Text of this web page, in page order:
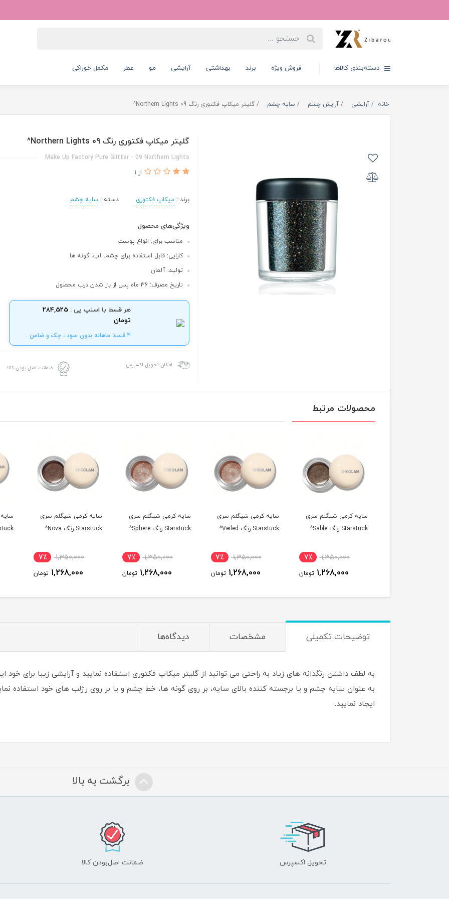
دسته‌بندی کالاها فروش ویژه برند بهداشتی آرایشی مو عطر مکمل خوراکی
خانه آرایشی آرایش چشم سایه چشم گلیتر میکاپ فکتوری رنگ 09 Northern Lights^
گلیتر میکاپ فکتوری رنگ 09 Northern Lights^
Make Up Factory Pure Glitter - 09 Northern Lights
از 1
برند : میکاپ فکتوری دسته : سایه چشم
ویژگی‌های محصول
مناسب برای: انواع پوست
کارایی: قابل استفاده برای چشم، لب، گونه ها
تولید: آلمان
تاریخ مصرف: 36 ماه پس از باز شدن درب محصول
هر قسط با اسنپ پی : 284,525
تومان
4 قسط ماهانه بدون سود ، چک و ضامن .
امکان تحویل اکسپرس ضمانت اصل بودن کالا
محصولات مرتبط
سایه کرمی شیگلم سری
7٪
تومان
سایه کرمی شیگلم سری
Starstuck رنگ Veiled^
7٪
تومان
سایه کرمی شیگلم سری
Starstuck رنگ Sphere^
7٪
تومان
سایه کرمی شیگلم سری
Starstuck رنگ Nova^
7٪
تومان
سایه کرمی
Starstuck رنگ Celeste^
توضیحات تکمیلی مشخصات دیدگاه‌ها
به لطف داشتن رنگدانه های زیاد به راحتی می توانید از گلیتر میکاپ فکتوری استفاده نمایید و آرایشی زیبا برای خود
به عنوان سایه چشم و یا برجسته کننده بالای سایه، بر روی گونه ها، خط چشم و یا بر روی رژلب های خود استفاده
ایجاد نمایید.
برگشت به بالا
تحویل اکسپرس ضمانت اصل‌بودن کالا